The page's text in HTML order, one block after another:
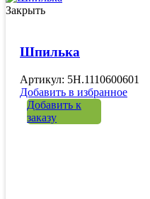
Закрыть
Шпилька
Артикул: 5H.1110600601
Добавить в избранное
Добавить к
заказу